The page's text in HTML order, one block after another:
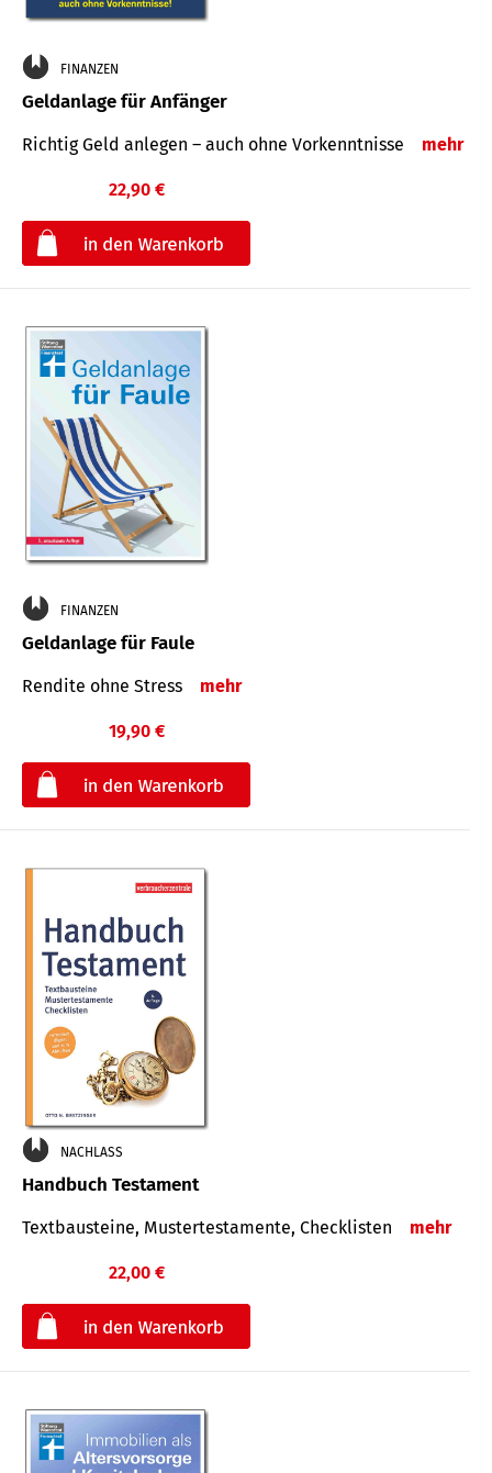
FINANZEN
Geldanlage für Anfänger
Richtig Geld anlegen – auch ohne Vorkenntnisse mehr
22,90 €
FINANZEN
Geldanlage für Faule
Rendite ohne Stress mehr
19,90 €
NACHLASS
Handbuch Testament
Textbausteine, Mustertestamente, Checklisten mehr
22,00 €